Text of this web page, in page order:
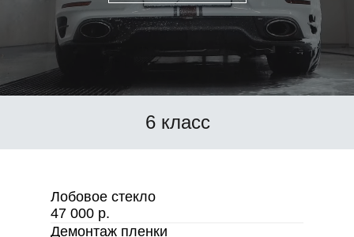
6 класс
Лобовое стекло
47 000 р.
Демонтаж пленки